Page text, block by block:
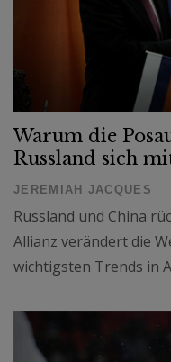
Warum die
Russland sich
JEREMIAH JACQUES
Russland und China
Allianz verändert die
wichtigsten Trends in